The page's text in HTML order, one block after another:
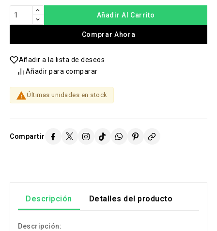
Añadir Al Carrito
Comprar Ahora
Añadir a la lista de deseos
Añadir para comparar
Últimas unidades en stock
Compartir
Descripción Detalles del producto
Descripción: